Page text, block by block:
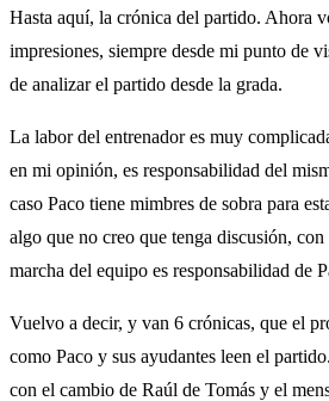
Hasta aquí, la crónica del partido. Ahora
impresiones, siempre desde mi punto de
de analizar el partido desde la grada.
La labor del entrenador es muy
en mi opinión, es responsabilidad del
caso Paco tiene mimbres de sobra para
algo que no creo que tenga discusión,
marcha del equipo es responsabilidad de
Vuelvo a decir, y van 6 crónicas, que el
como Paco y sus ayudantes leen el
con el cambio de Raúl de Tomás y el